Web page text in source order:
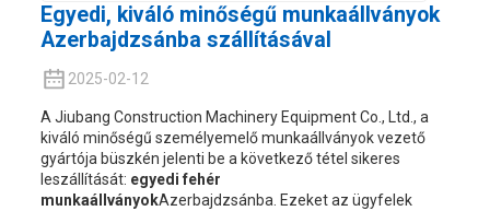
Egyedi, kiváló minőségű munkaállványok
Azerbajdzsánba szállításával
2025-02-12
A Jiubang Construction Machinery Equipment Co., Ltd., a
kiváló minőségű személyemelő munkaállványok vezető
gyártója büszkén jelenti be a következő tétel sikeres
leszállítását: egyedi fehér
munkaállványokAzerbajdzsánba. Ezeket az ügyfelek